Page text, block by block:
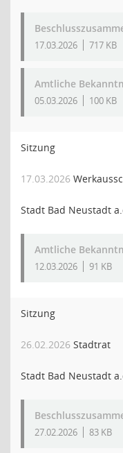
17.03.2026 717 KB
Amtliche
05.03.2026 100 KB
Sitzung
17.03.2026
Stadt Bad Neustadt
Amtliche
12.03.2026 91 KB
Sitzung
26.02.2026 Stadtrat
Stadt Bad Neustadt
27.02.2026 83 KB